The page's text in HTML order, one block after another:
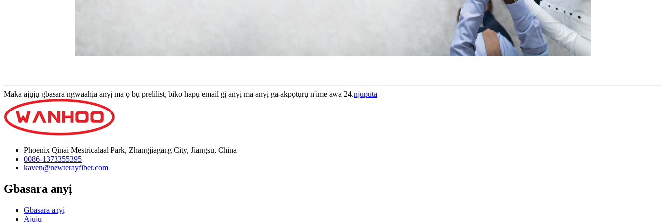
Maka ajụjụ gbasara ngwaahịa anyị ma ọ bụ prelilist, biko hapụ email gị anyị ma anyị ga-akpọtụrụ n'ime awa 24.njuputa
Phoenix Qinai Mestricalaal Park, Zhangjiagang City, Jiangsu, China
0086-1373355395
kaven@newterayfiber.com
Gbasara anyị
Gbasara anyị
Ajụjụ